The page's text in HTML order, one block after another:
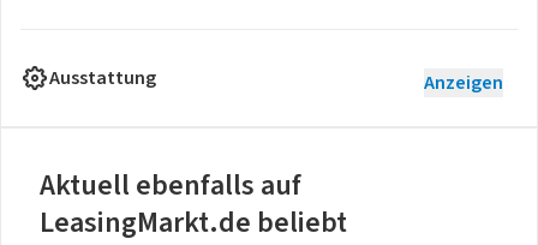
Ausstattung Anzeigen
Aktuell ebenfalls auf
LeasingMarkt.de beliebt